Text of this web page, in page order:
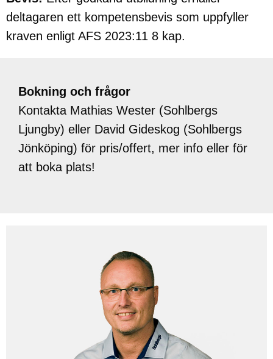
deltagaren ett kompetensbevis som uppfyller
kraven enligt AFS 2023:11 8 kap.
Bokning och frågor
Kontakta Mathias Wester (Sohlbergs
Ljungby) eller David Gideskog (Sohlbergs
Jönköping) för pris/offert, mer info eller för
att boka plats!